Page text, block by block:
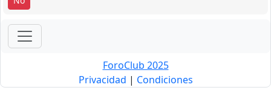
ForoClub 2025
Privacidad | Condiciones